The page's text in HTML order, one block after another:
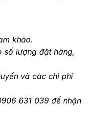
khảo.
số lượng đặt hàng,
và các chi phí
631 039 để nhận